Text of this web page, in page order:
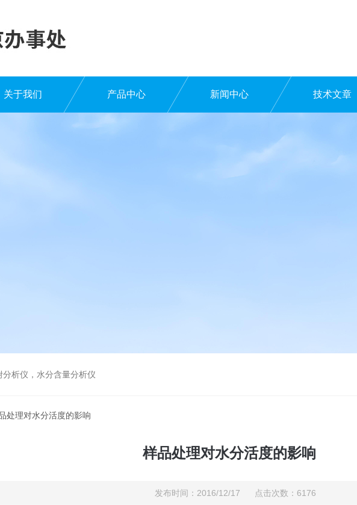
关于我们 产品中心 新闻中心 技术文章
析仪，水分含量分析仪
处理对水分活度的影响
样品处理对水分活度的影响
发布时间：2016/12/17 点击次数：6176